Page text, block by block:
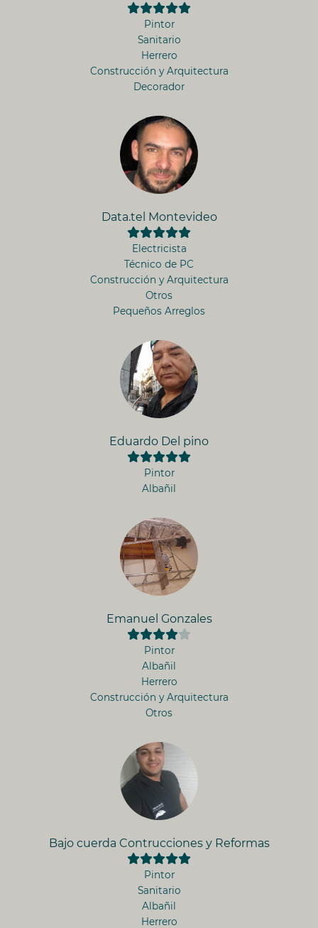
Pintor
Sanitario
Herrero
Construcción y Arquitectura
Decorador
Data.tel Montevideo
Electricista
Técnico de PC
Construcción y Arquitectura
Otros
Pequeños Arreglos
Eduardo Del pino
Pintor
Albañil
Emanuel Gonzales
Pintor
Albañil
Herrero
Construcción y Arquitectura
Otros
Bajo cuerda Contrucciones y Reformas
Pintor
Sanitario
Albañil
Herrero